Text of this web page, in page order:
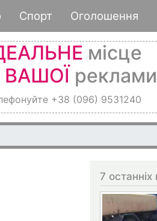
Спорт Оголошення
місце
ВАШОЇ
+38 (096) 9531240
7 останніх